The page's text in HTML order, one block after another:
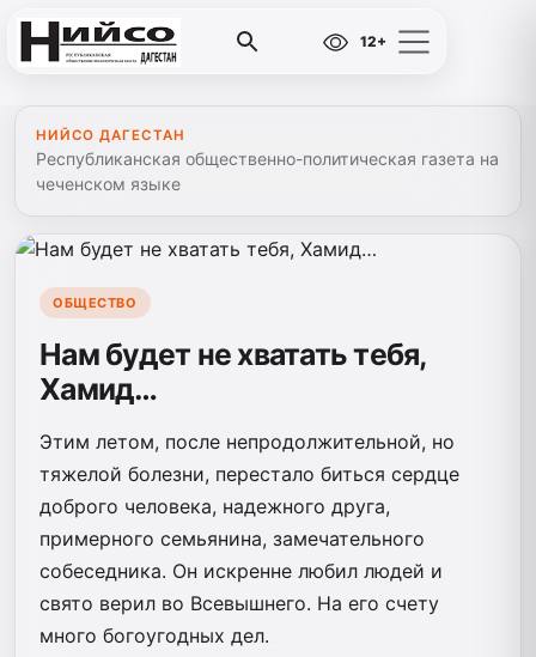
12+
НИЙСО ДАГЕСТАН
Республиканская общественно-политическая газета на
чеченском языке
ОБЩЕСТВО
Нам будет не хватать тебя,
Хамид…
Этим летом, после непродолжительной, но
тяжелой болезни, перестало биться сердце
доброго человека, надежного друга,
примерного семьянина, замечательного
собеседника. Он искренне любил людей и
свято верил во Всевышнего. На его счету
много богоугодных дел.